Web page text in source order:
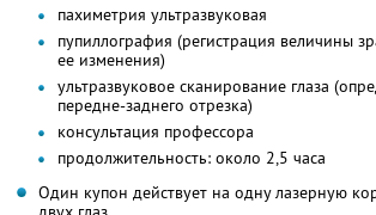
пахиметрия ультразвуковая
пупиллография (регистрация величины
ее изменения)
ультразвуковое сканирование глаза
передне-заднего отрезка)
консультация профессора
продолжительность: около 2,5 часа
Один купон действует на одну лазерную